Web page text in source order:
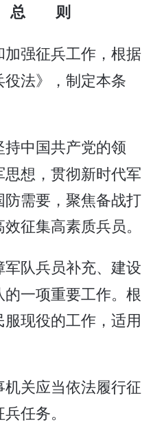
总 则
强征兵工作，根据
役法》，制定本条
中国共产党的领
想，贯彻新时代军
需要，聚焦备战打
征集高素质兵员。
队兵员补充、建设
一项重要工作。根
现役的工作，适用
关应当依法履行征
任务。